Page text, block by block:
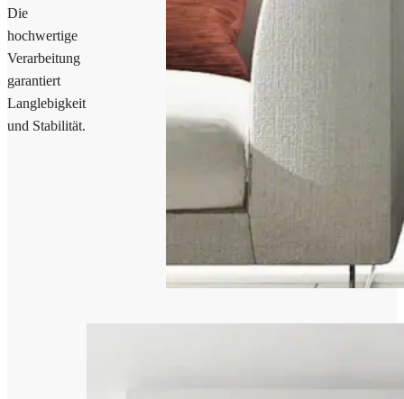
Die
hochwertige
Verarbeitung
garantiert
Langlebigkeit
und Stabilität.